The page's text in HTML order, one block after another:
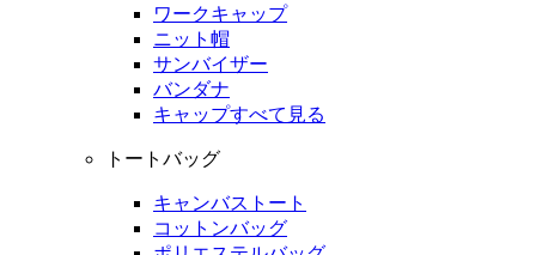
ワークキャップ
ニット帽
サンバイザー
バンダナ
キャップすべて見る
トートバッグ
キャンバストート
コットンバッグ